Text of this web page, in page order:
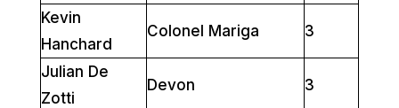
Kevin
Hanchard
Colonel Mariga 3
Julian De
Zotti
Devon 3